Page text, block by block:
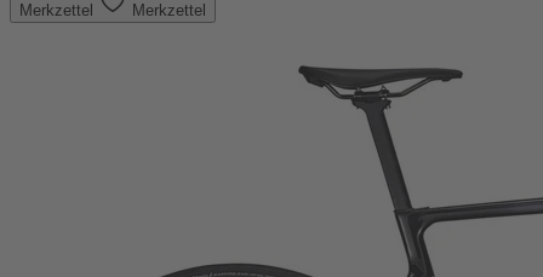
Merkzettel Merkzettel